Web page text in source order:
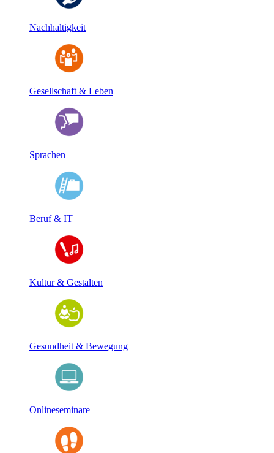
Nachhaltigkeit
Gesellschaft & Leben
Sprachen
Beruf & IT
Kultur & Gestalten
Gesundheit & Bewegung
Onlineseminare